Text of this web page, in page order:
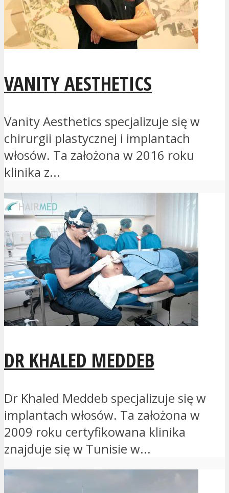
VANITY AESTHETICS
Vanity Aesthetics specjalizuje się w
chirurgii plastycznej i implantach
włosów. Ta założona w 2016 roku
klinika z...
DR KHALED MEDDEB
Dr Khaled Meddeb specjalizuje się w
implantach włosów. Ta założona w
2009 roku certyfikowana klinika
znajduje się w Tunisie w...